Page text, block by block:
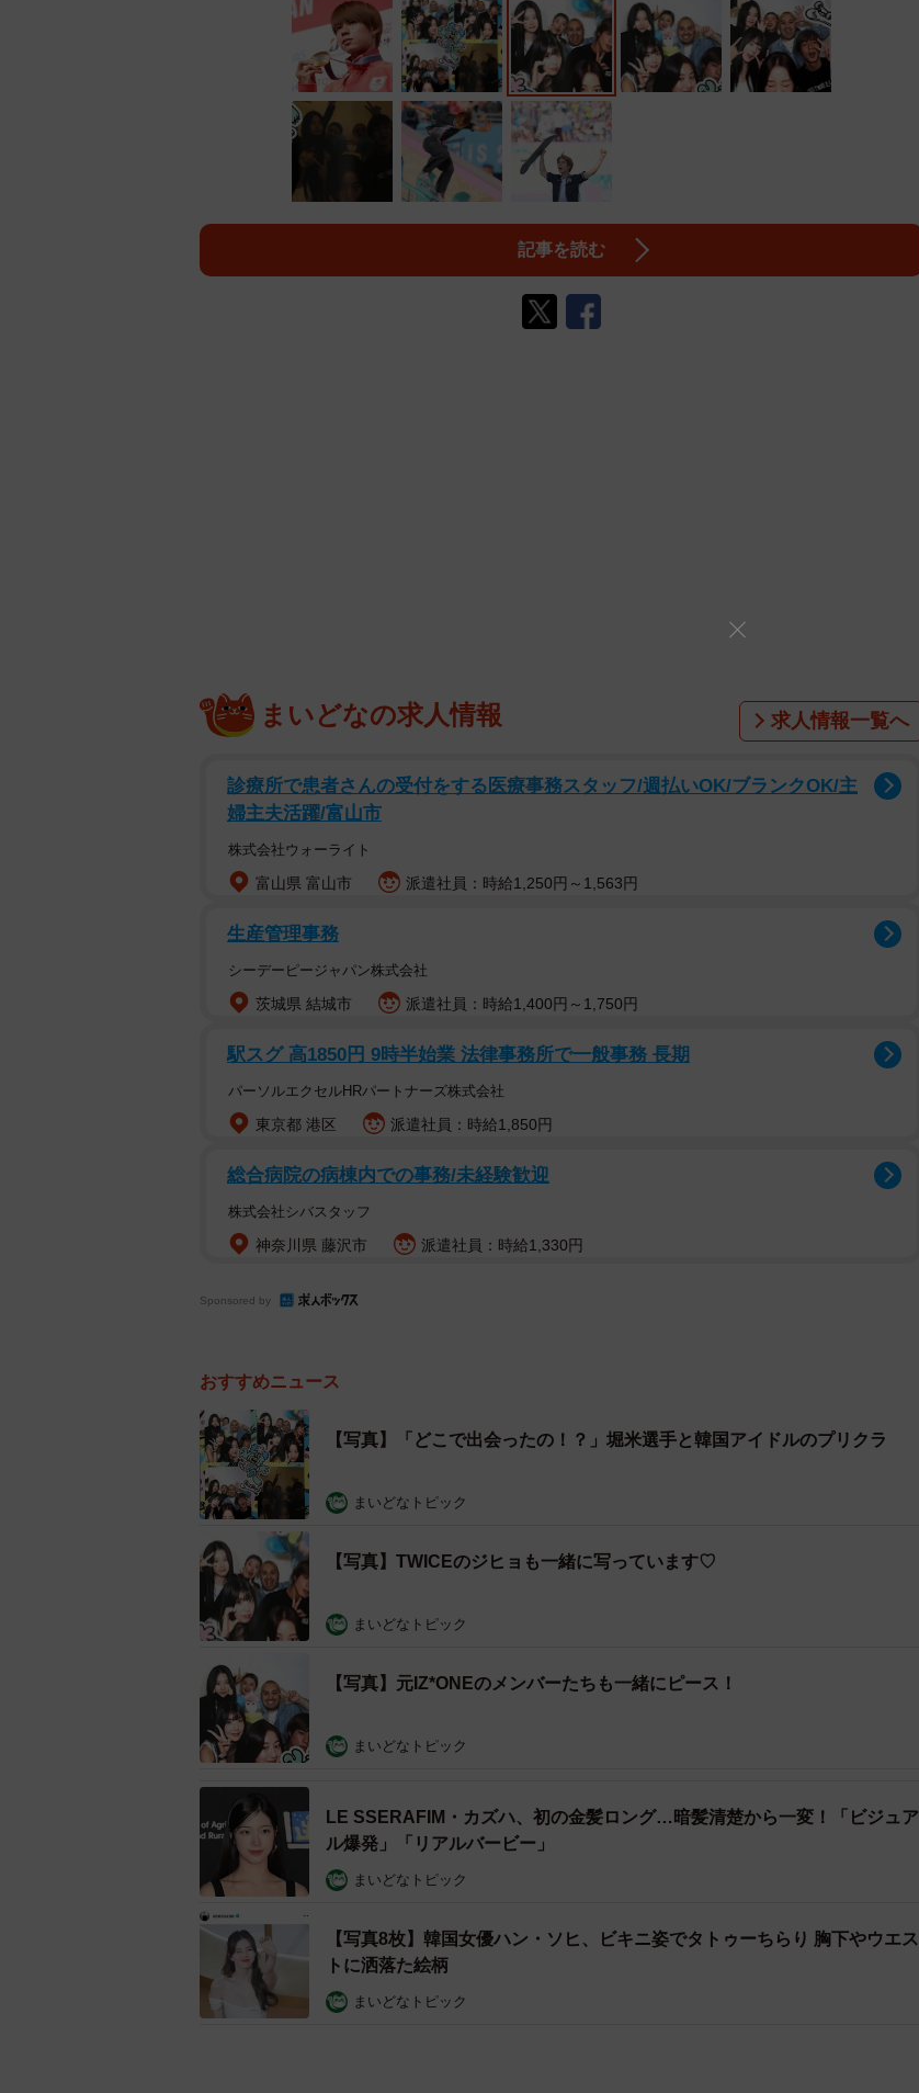
記事を読む
まいどなの求人情報 求人情報一覧へ
診療所で患者さんの受付をする医療事務スタッフ/週払いOK/ブランクOK/主
婦主夫活躍/富山市
株式会社ウォーライト
富山県 富山市 派遣社員：時給1,250円～1,563円
生産管理事務
シーデーピージャパン株式会社
茨城県 結城市 派遣社員：時給1,400円～1,750円
駅スグ 高1850円 9時半始業 法律事務所で一般事務 長期
パーソルエクセルHRパートナーズ株式会社
東京都 港区 派遣社員：時給1,850円
総合病院の病棟内での事務/未経験歓迎
株式会社シバスタッフ
神奈川県 藤沢市 派遣社員：時給1,330円
Sponsored by
おすすめニュース
【写真】「どこで出会ったの！？」堀米選手と韓国アイドルのプリクラ
まいどなトピック
【写真】TWICEのジヒョも一緒に写っています♡
まいどなトピック
【写真】元IZ*ONEのメンバーたちも一緒にピース！
まいどなトピック
LE SSERAFIM・カズハ、初の金髪ロング…暗髪清楚から一変！「ビジュア
ル爆発」「リアルバービー」
まいどなトピック
【写真8枚】韓国女優ハン・ソヒ、ビキニ姿でタトゥーちらり 胸下やウエス
トに洒落た絵柄
まいどなトピック